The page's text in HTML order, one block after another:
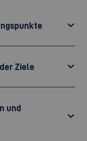
Ziele
und